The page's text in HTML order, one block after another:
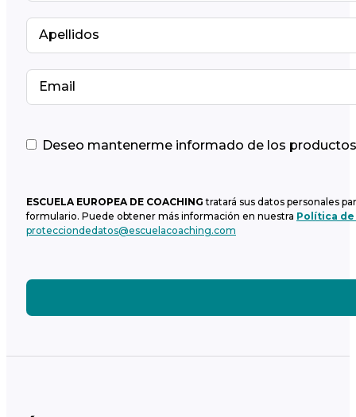
Deseo mantenerme informado de los
ESCUELA EUROPEA DE COACHING tratará sus datos personales
formulario. Puede obtener más información en nuestra Política
protecciondedatos@escuelacoaching.com